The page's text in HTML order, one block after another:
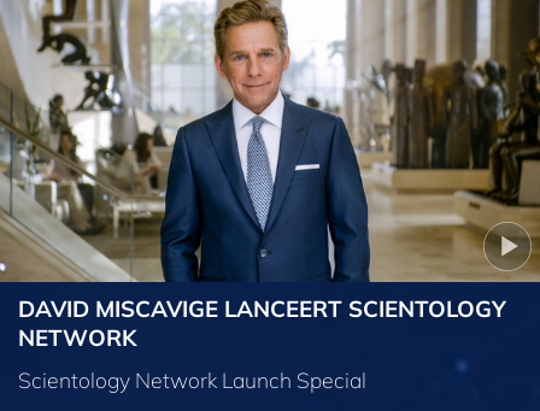
DAVID MISCAVIGE LANCEERT SCIENTOLOGY
NETWORK
Scientology Network Launch Special